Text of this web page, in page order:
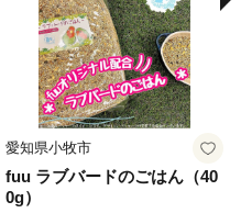
愛知県小牧市
fuu ラブバードのごはん（40
0g）